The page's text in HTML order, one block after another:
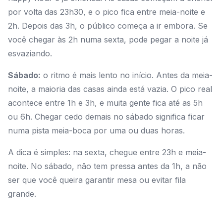
por volta das 23h30, e o pico fica entre meia-noite e
2h. Depois das 3h, o público começa a ir embora. Se
você chegar às 2h numa sexta, pode pegar a noite já
esvaziando.
Sábado: o ritmo é mais lento no início. Antes da meia-
noite, a maioria das casas ainda está vazia. O pico real
acontece entre 1h e 3h, e muita gente fica até as 5h
ou 6h. Chegar cedo demais no sábado significa ficar
numa pista meia-boca por uma ou duas horas.
A dica é simples: na sexta, chegue entre 23h e meia-
noite. No sábado, não tem pressa antes da 1h, a não
ser que você queira garantir mesa ou evitar fila
grande.